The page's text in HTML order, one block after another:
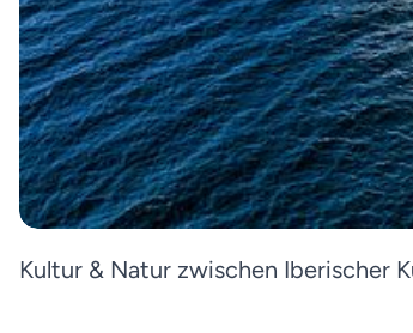
Kultur & Natur zwischen Iberischer